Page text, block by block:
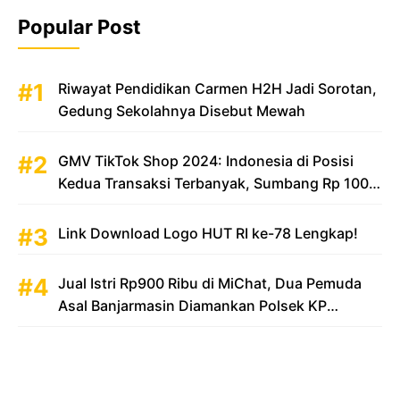
Popular Post
Riwayat Pendidikan Carmen H2H Jadi Sorotan,
Gedung Sekolahnya Disebut Mewah
GMV TikTok Shop 2024: Indonesia di Posisi
Kedua Transaksi Terbanyak, Sumbang Rp 100
Link Download Logo HUT RI ke-78 Lengkap!
Jual Istri Rp900 Ribu di MiChat, Dua Pemuda
Asal Banjarmasin Diamankan Polsek KP